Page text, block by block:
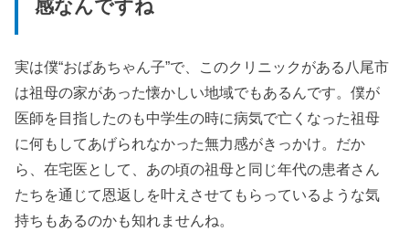
感なんですね
実は僕“おばあちゃん子”で、このクリニックがある八尾市
は祖母の家があった懐かしい地域でもあるんです。僕が
医師を目指したのも中学生の時に病気で亡くなった祖母
に何もしてあげられなかった無力感がきっかけ。だか
ら、在宅医として、あの頃の祖母と同じ年代の患者さん
たちを通じて恩返しを叶えさせてもらっているような気
持ちもあるのかも知れませんね。